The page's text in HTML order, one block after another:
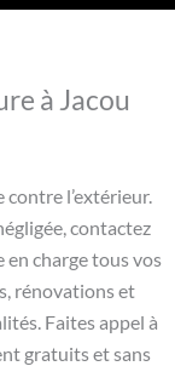
à Jacou
l’extérieur.
contactez
charge tous vos
rénovations et
Faites appel à
gratuits et sans